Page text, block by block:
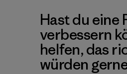
Hast du eine
verbessern
helfen, das
würden